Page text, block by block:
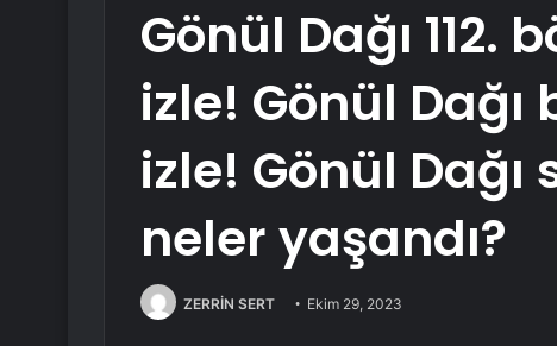
Gönül Dağı 112.
izle! Gönül
izle! Gönül
neler yaşandı?
ZERRİN SERT Ekim 29, 2023